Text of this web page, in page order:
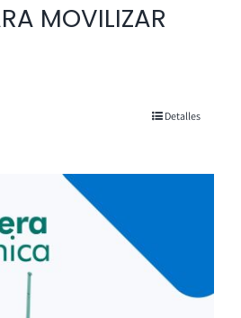
MOVILIZAR
Detalles